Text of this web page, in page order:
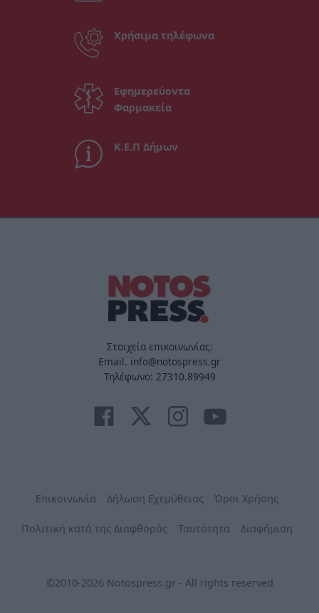
Χρήσιμα τηλέφωνα
Εφημερεύοντα
Φαρμακεία
Κ.Ε.Π Δήμων
Στοιχεία επικοινωνίας:
Email. info@notospress.gr
Τηλέφωνο: 27310.89949
Επικοινωνία Δήλωση Εχεμύθειας Όροι Χρήσης
Πολιτική κατά της Διαφθοράς Ταυτότητα Διαφήμιση
©2010-2026 Notospress.gr - All rights reserved